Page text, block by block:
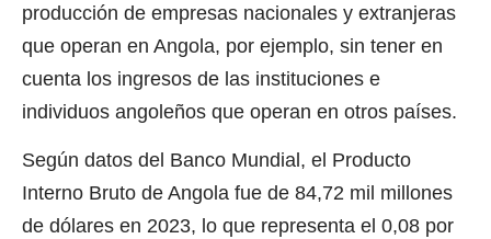
producción de empresas nacionales y extranjeras
que operan en Angola, por ejemplo, sin tener en
cuenta los ingresos de las instituciones e
individuos angoleños que operan en otros países.
Según datos del Banco Mundial, el Producto
Interno Bruto de Angola fue de 84,72 mil millones
de dólares en 2023, lo que representa el 0,08 por